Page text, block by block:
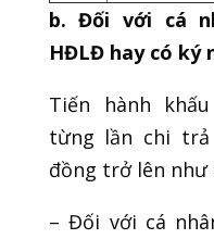
b. Đối với cá
HĐLĐ hay có ký
Tiến hành
từng lần chi trả
đồng trở lên như
– Đối với cá